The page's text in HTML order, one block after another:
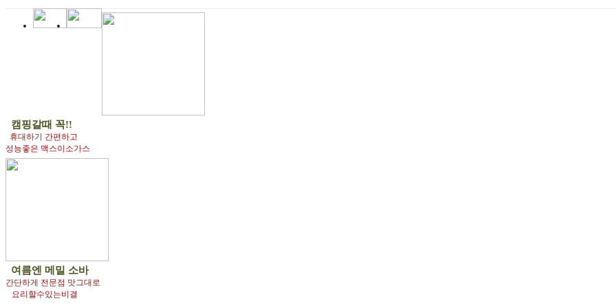
캠핑갈때 꼭!!
휴대하기 간편하고
성능좋은 맥스이소가스
여름엔 메밀 소바
간단하게 전문점 맛그대로
요리할수있는비결